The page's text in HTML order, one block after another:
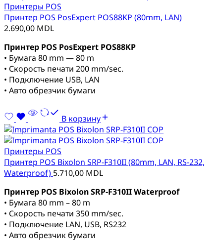
Принтеры POS
Принтер POS PosExpert POS88KP (80mm, LAN)
2.690,00 MDL
Принтер POS PosExpert POS88KP
• Бумага 80 mm — 80 m
• Скорость печати 200 mm/sec.
• Подключение USB, LAN
• Авто обрезчик бумаги
В корзину
Принтеры POS
Принтер POS Bixolon SRP-F310II (80mm, LAN, RS-232,
Waterproof) 5.710,00 MDL
Принтер POS Bixolon SRP-F310II Waterproof
• Бумага 80 mm – 80 m
• Скорость печати 350 mm/sec.
• Подключение LAN, USB, RS232
• Авто обрезчик бумаги